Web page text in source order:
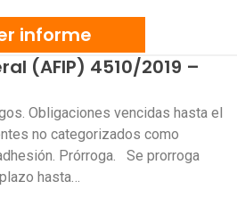
informe
(AFIP) 4510/2019 –
Obligaciones vencidas hasta el
no categorizados como
Prórroga. Se prorroga
hasta…